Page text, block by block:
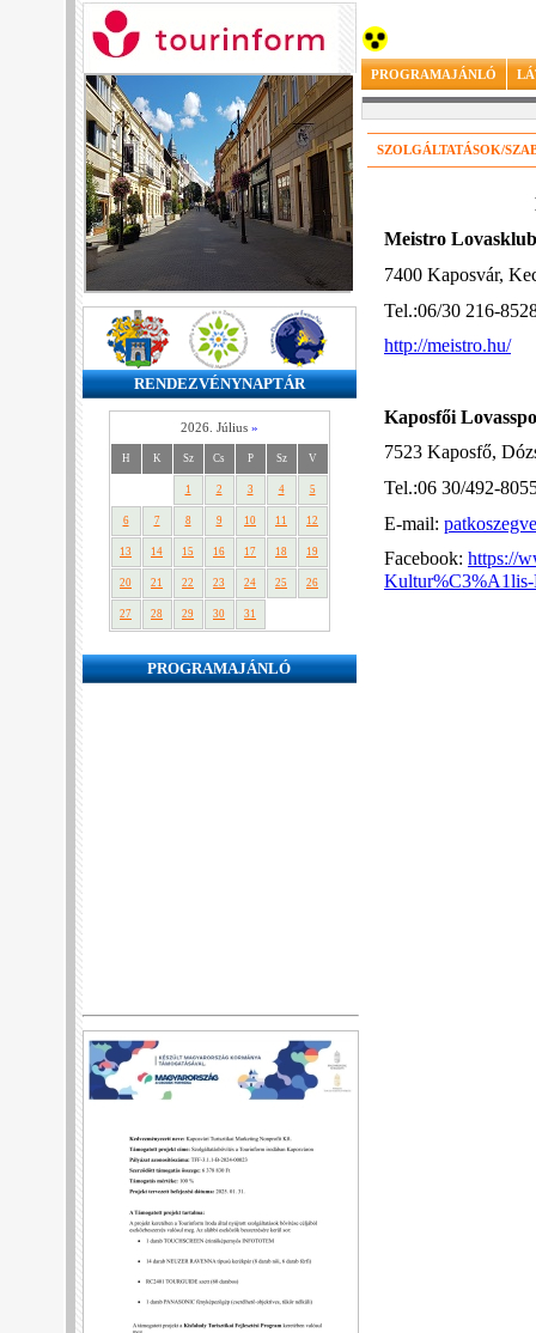
RENDEZVÉNYNAPTÁR
2026. Július »
H K Sz Cs P Sz V
1 2 3 4 5
6 7 8 9 10 11 12
13 14 15 16 17 18 19
20 21 22 23 24 25 26
27 28 29 30 31
PROGRAMAJÁNLÓ
PROGRAMAJÁNLÓ
SZOLGÁLTATÁSOK/
Meistro Lovasklub
7400 Kaposvár,
Tel.:06/30 216-
http://meistro.hu/
Kaposfői
7523 Kaposfő,
Tel.:06 30/492-
E-mail:
Facebook: https://
Kultur%C3%A1lis-